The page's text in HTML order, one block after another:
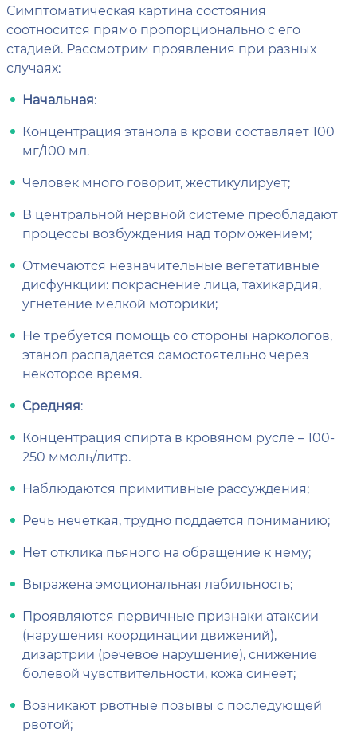
Симптоматическая картина состояния
соотносится прямо пропорционально с его
стадией. Рассмотрим проявления при разных
случаях:
Начальная:
Концентрация этанола в крови составляет 100
мг/100 мл.
Человек много говорит, жестикулирует;
В центральной нервной системе преобладают
процессы возбуждения над торможением;
Отмечаются незначительные вегетативные
дисфункции: покраснение лица, тахикардия,
угнетение мелкой моторики;
Не требуется помощь со стороны наркологов,
этанол распадается самостоятельно через
некоторое время.
Средняя:
Концентрация спирта в кровяном русле – 100-
250 ммоль/литр.
Наблюдаются примитивные рассуждения;
Речь нечеткая, трудно поддается пониманию;
Нет отклика пьяного на обращение к нему;
Выражена эмоциональная лабильность;
Проявляются первичные признаки атаксии
(нарушения координации движений),
дизартрии (речевое нарушение), снижение
болевой чувствительности, кожа синеет;
Возникают рвотные позывы с последующей
рвотой;